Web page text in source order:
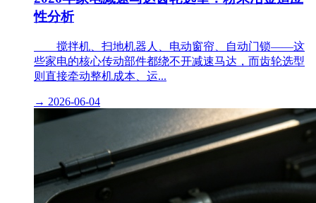
性分析
​ 搅拌机、扫地机器人、电动窗帘、自动门锁——这
些家电的核心传动部件都绕不开减速马达，而齿轮选型
则直接牵动整机成本、运...
→ 2026-06-04